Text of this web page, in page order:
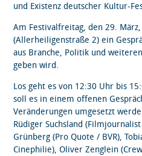
und Existenz deutscher Kultur-
Am Festivalfreitag, den 29.
(Allerheiligenstraße 2) ein
aus Branche, Politik und
geben wird.
Los geht es von 12:30 Uhr bis
soll es in einem offenen
Veränderungen umgesetzt
Rüdiger Suchsland
Grünberg (Pro Quote / BVR),
Cinephilie), Oliver Zenglein